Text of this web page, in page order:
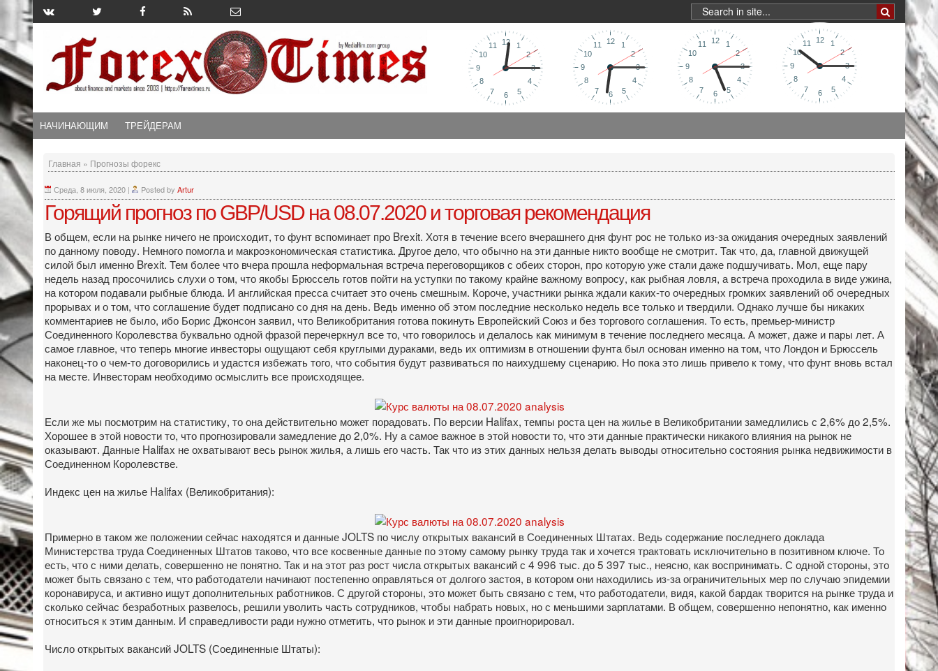
НАЧИНАЮЩИМ ТРЕЙДЕРАМ
Главная » Прогнозы форекс
Среда, 8 июля, 2020 | Posted by Artur
Горящий прогноз по GBP/USD на 08.07.2020 и торговая рекомендация
В общем, если на рынке ничего не происходит, то фунт вспоминает про Brexit. Хотя в течение всего вчерашнего дня фунт рос не только из-за ожидания очередных заявлений
по данному поводу. Немного помогла и макроэкономическая статистика. Другое дело, что обычно на эти данные никто вообще не смотрит. Так что, да, главной движущей
силой был именно Brexit. Тем более что вчера прошла неформальная встреча переговорщиков с обеих сторон, про которую уже стали даже подшучивать. Мол, еще пару
недель назад просочились слухи о том, что якобы Брюссель готов пойти на уступки по такому крайне важному вопросу, как рыбная ловля, а встреча проходила в виде ужина,
на котором подавали рыбные блюда. И английская пресса считает это очень смешным. Короче, участники рынка ждали каких-то очередных громких заявлений об очередных
прорывах и о том, что соглашение будет подписано со дня на день. Ведь именно об этом последние несколько недель все только и твердили. Однако лучше бы никаких
комментариев не было, ибо Борис Джонсон заявил, что Великобритания готова покинуть Европейский Союз и без торгового соглашения. То есть, премьер-министр
Соединенного Королевства буквально одной фразой перечеркнул все то, что говорилось и делалось как минимум в течение последнего месяца. А может, даже и пары лет. А
самое главное, что теперь многие инвесторы ощущают себя круглыми дураками, ведь их оптимизм в отношении фунта был основан именно на том, что Лондон и Брюссель
наконец-то о чем-то договорились и удастся избежать того, что события будут развиваться по наихудшему сценарию. Но пока это лишь привело к тому, что фунт вновь встал
на месте. Инвесторам необходимо осмыслить все происходящее.
Если же мы посмотрим на статистику, то она действительно может порадовать. По версии Halifax, темпы роста цен на жилье в Великобритании замедлились с 2,6% до 2,5%.
Хорошее в этой новости то, что прогнозировали замедление до 2,0%. Ну а самое важное в этой новости то, что эти данные практически никакого влияния на рынок не
оказывают. Данные Halifax не охватывают весь рынок жилья, а лишь его часть. Так что из этих данных нельзя делать выводы относительно состояния рынка недвижимости в
Соединенном Королевстве.
Индекс цен на жилье Halifax (Великобритания):
Примерно в таком же положении сейчас находятся и данные JOLTS по числу открытых вакансий в Соединенных Штатах. Ведь содержание последнего доклада
Министерства труда Соединенных Штатов таково, что все косвенные данные по этому самому рынку труда так и хочется трактовать исключительно в позитивном ключе. То
есть, что с ними делать, совершенно не понятно. Так и на этот раз рост числа открытых вакансий с 4 996 тыс. до 5 397 тыс., неясно, как воспринимать. С одной стороны, это
может быть связано с тем, что работодатели начинают постепенно оправляться от долгого застоя, в котором они находились из-за ограничительных мер по случаю эпидемии
коронавируса, и активно ищут дополнительных работников. С другой стороны, это может быть связано с тем, что работодатели, видя, какой бардак творится на рынке труда и
сколько сейчас безработных развелось, решили уволить часть сотрудников, чтобы набрать новых, но с меньшими зарплатами. В общем, совершенно непонятно, как именно
относиться к этим данным. И справедливости ради нужно отметить, что рынок и эти данные проигнорировал.
Число открытых вакансий JOLTS (Соединенные Штаты):